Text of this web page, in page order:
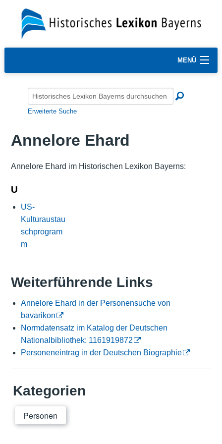
MENÜ
Erweiterte Suche
Annelore Ehard
Annelore Ehard im Historischen Lexikon Bayerns:
U
US-
Kulturaustau
schprogram
m
Weiterführende Links
Annelore Ehard in der Personensuche von
bavarikon
Normdatensatz im Katalog der Deutschen
Nationalbibliothek: 1161919872
Personeneintrag in der Deutschen Biographie
Kategorien
Personen